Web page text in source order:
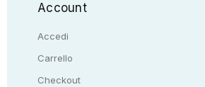
Account
Accedi
Carrello
Checkout